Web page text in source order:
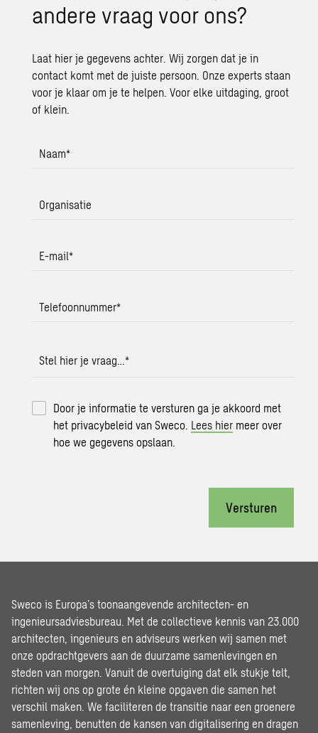
an­de­re vraag voor ons?
Laat hier je gegevens achter. Wij zorgen dat je in
contact komt met de juiste persoon. Onze experts staan
voor je klaar om je te helpen. Voor elke uitdaging, groot
of klein.
Naam*
Organisatie
E-mail*
Telefoonnummer*
Stel hier je vraag…*
Door je informatie te versturen ga je akkoord met
het privacybeleid van Sweco. Lees hier meer over
hoe we gegevens opslaan.
Versturen
Sweco is Europa’s toonaangevende architecten- en
ingenieursadviesbureau. Met de collectieve kennis van 23.000
architecten, ingenieurs en adviseurs werken wij samen met
onze opdrachtgevers aan de duurzame samenlevingen en
steden van morgen. Vanuit de overtuiging dat elk stukje telt,
richten wij ons op grote én kleine opgaven die samen het
verschil maken. We faciliteren de transitie naar een groenere
samenleving, benutten de kansen van digitalisering en dragen